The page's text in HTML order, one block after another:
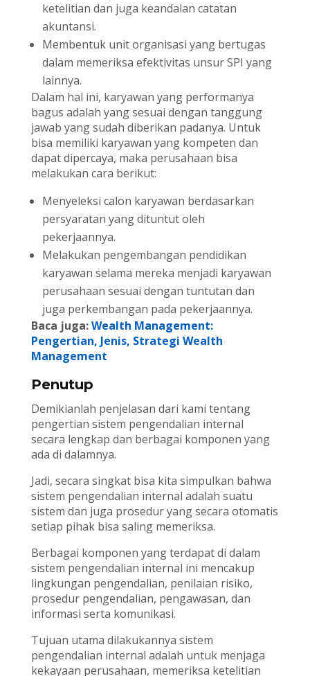
ketelitian dan juga keandalan catatan
akuntansi.
Membentuk unit organisasi yang bertugas
dalam memeriksa efektivitas unsur SPI yang
lainnya.
Dalam hal ini, karyawan yang performanya
bagus adalah yang sesuai dengan tanggung
jawab yang sudah diberikan padanya. Untuk
bisa memiliki karyawan yang kompeten dan
dapat dipercaya, maka perusahaan bisa
melakukan cara berikut:
Menyeleksi calon karyawan berdasarkan
persyaratan yang dituntut oleh
pekerjaannya.
Melakukan pengembangan pendidikan
karyawan selama mereka menjadi karyawan
perusahaan sesuai dengan tuntutan dan
juga perkembangan pada pekerjaannya.
Baca juga:Wealth Management:
Pengertian, Jenis, Strategi Wealth
Management
Penutup
Demikianlah penjelasan dari kami tentang
pengertian sistem pengendalian internal
secara lengkap dan berbagai komponen yang
ada di dalamnya.
Jadi, secara singkat bisa kita simpulkan bahwa
sistem pengendalian internal adalah suatu
sistem dan juga prosedur yang secara otomatis
setiap pihak bisa saling memeriksa.
Berbagai komponen yang terdapat di dalam
sistem pengendalian internal ini mencakup
lingkungan pengendalian, penilaian risiko,
prosedur pengendalian, pengawasan, dan
informasi serta komunikasi.
Tujuan utama dilakukannya sistem
pengendalian internal adalah untuk menjaga
kekayaan perusahaan, memeriksa ketelitian